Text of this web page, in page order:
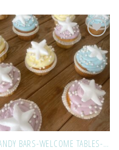
Προσθήκη
στα
Αγαπημένα!
CANDY BARS-WELCOME TABLES-ΕΚΔΗΛΏΣΕΙΣ